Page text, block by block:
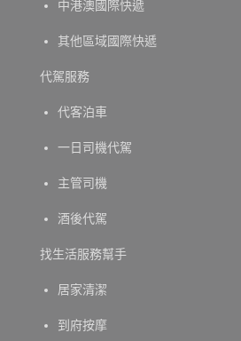
中港澳國際快遞
其他區域國際快遞
代駕服務
代客泊車
一日司機代駕
主管司機
酒後代駕
找生活服務幫手
居家清潔
到府按摩